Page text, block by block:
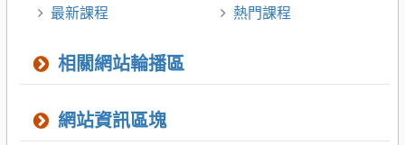
最新課程 熱門課程
相關網站輪播區
網站資訊區塊